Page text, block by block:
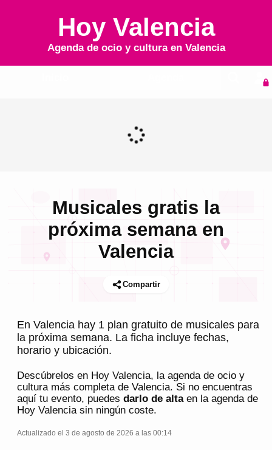
Hoy Valencia
Agenda de ocio y cultura en Valencia
Musicales gratis la
próxima semana en
Valencia
Compartir
En Valencia hay 1 plan gratuito de musicales para
la próxima semana. La ficha incluye fechas,
horario y ubicación.
Descúbrelos en Hoy Valencia, la agenda de ocio y
cultura más completa de Valencia. Si no encuentras
aquí tu evento, puedes darlo de altaen la agenda de
Hoy Valenciasin ningún coste.
Actualizado el 3 de agosto de 2026 a las 00:14